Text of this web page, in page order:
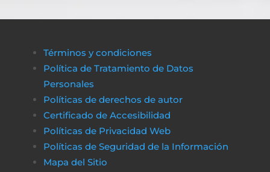
Términos y condiciones
Política de Tratamiento de Datos
Personales
Políticas de derechos de autor
Certificado de Accesibilidad
Políticas de Privacidad Web
Políticas de Seguridad de la Información
Mapa del Sitio